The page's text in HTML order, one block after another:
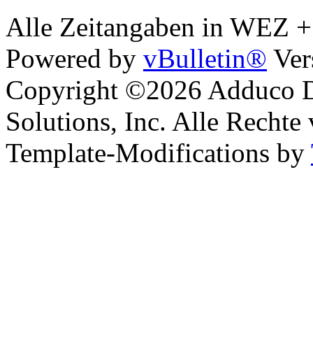
Alle Zeitangaben in WEZ
Powered by vBulletin®
Copyright ©2026 Adduco
Solutions, Inc. Alle Rechte
Template-Modifications by